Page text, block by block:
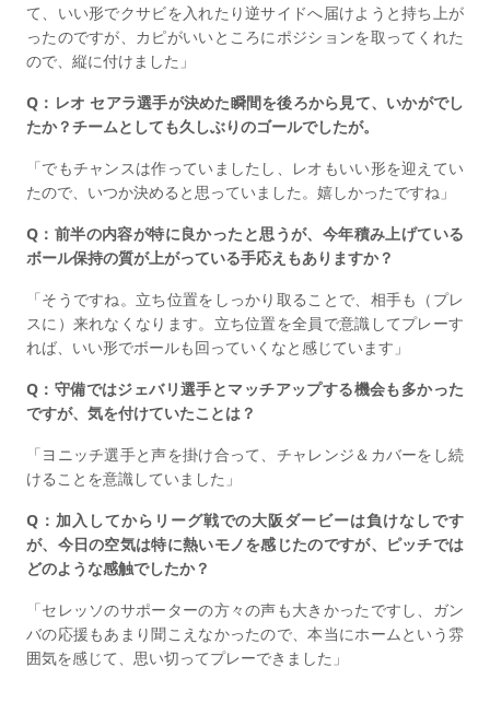
て、いい形でクサビを入れたり逆サイドへ届けようと持ち上が
ったのですが、カピがいいところにポジションを取ってくれた
ので、縦に付けました」
Q：レオ セアラ選手が決めた瞬間を後ろから見て、いかがでし
たか？チームとしても久しぶりのゴールでしたが。
「でもチャンスは作っていましたし、レオもいい形を迎えてい
たので、いつか決めると思っていました。嬉しかったですね」
Q：前半の内容が特に良かったと思うが、今年積み上げている
ボール保持の質が上がっている手応えもありますか？
「そうですね。立ち位置をしっかり取ることで、相手も（プレ
スに）来れなくなります。立ち位置を全員で意識してプレーす
れば、いい形でボールも回っていくなと感じています」
Q：守備ではジェバリ選手とマッチアップする機会も多かった
ですが、気を付けていたことは？
「ヨニッチ選手と声を掛け合って、チャレンジ＆カバーをし続
けることを意識していました」
Q：加入してからリーグ戦での大阪ダービーは負けなしです
が、今日の空気は特に熱いモノを感じたのですが、ピッチでは
どのような感触でしたか？
「セレッソのサポーターの方々の声も大きかったですし、ガン
バの応援もあまり聞こえなかったので、本当にホームという雰
囲気を感じて、思い切ってプレーできました」